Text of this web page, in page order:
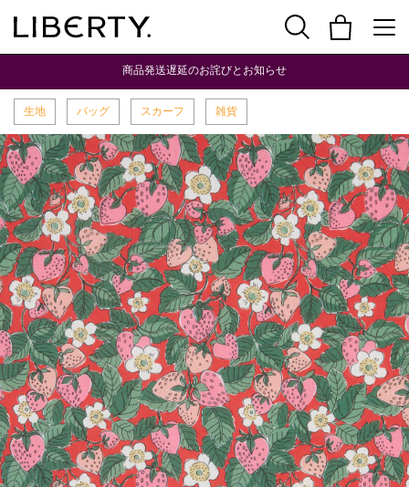
商品発送遅延のお詫びとお知らせ
生地 バッグ スカーフ 雑貨